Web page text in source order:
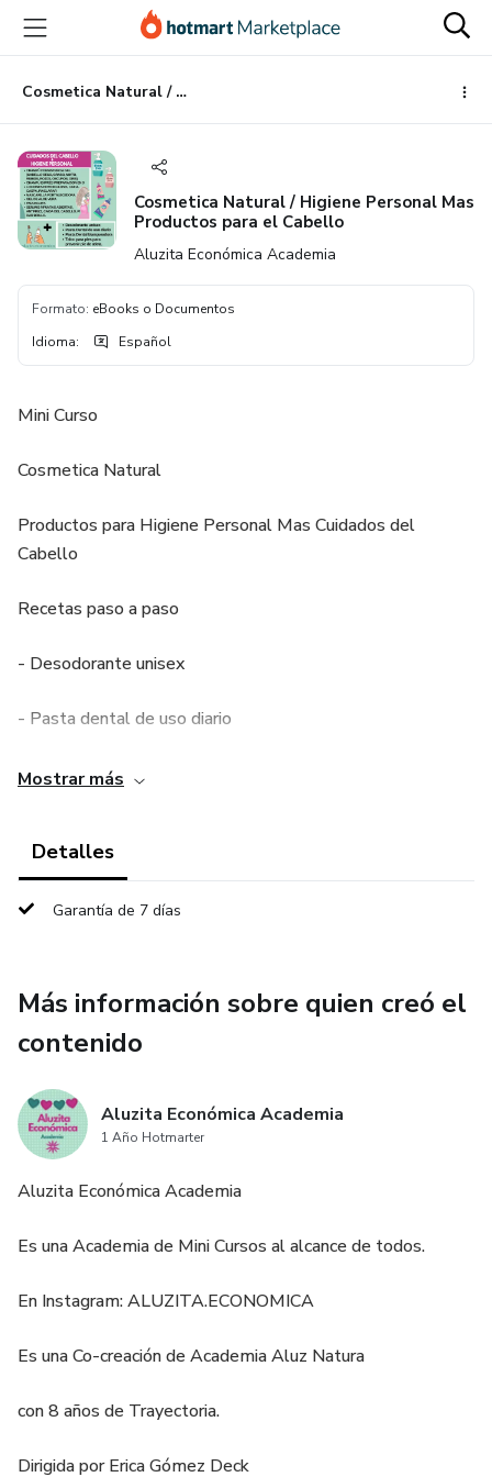
principal
página
de
página
Cosmetica Natural / Higiene Personal Mas Productos para el Cabello
Cosmetica Natural / Higiene Personal Mas
Productos para el Cabello
Aluzita Económica Academia
Formato: eBooks o Documentos
Idioma: Español
Mini Curso
Cosmetica Natural
Productos para Higiene Personal Mas Cuidados del
Cabello
Recetas paso a paso
- Desodorante unisex
- Pasta dental de uso diario
- Pasta dental blanqueadora
Otros:
Esterilizado
Cuidados del Cabello:
Recetas paso a paso
-Shampoo consistencia gel
Mostrar más
Detalles
Garantía de 7 días
Más información sobre quien creó el
contenido
Aluzita Económica Academia
1 Año Hotmarter
Aluzita Económica Academia
Es una Academia de Mini Cursos al alcance de todos.
En Instagram: ALUZITA.ECONOMICA
Es una Co-creación de Academia Aluz Natura
con 8 años de Trayectoria.
Dirigida por Erica Gómez Deck